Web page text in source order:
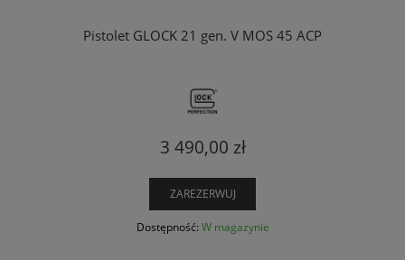
Pistolet GLOCK 21 gen. V MOS 45 ACP
3 490,00 zł
ZAREZERWUJ
Dostępność: W magazynie